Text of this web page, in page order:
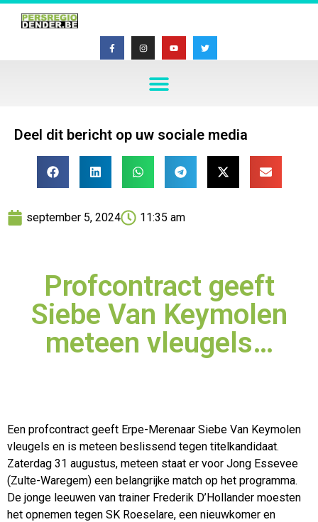
Deel dit bericht op uw sociale media
september 5, 2024 11:35 am
Profcontract geeft
Siebe Van Keymolen
meteen vleugels…
Een profcontract geeft Erpe-Merenaar Siebe Van Keymolen
vleugels en is meteen beslissend tegen titelkandidaat.
Zaterdag 31 augustus, meteen staat er voor Jong Essevee
(Zulte-Waregem) een belangrijke match op het programma.
De jonge leeuwen van trainer Frederik D’Hollander moesten
het opnemen tegen SK Roeselare, een nieuwkomer en